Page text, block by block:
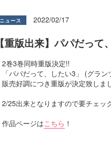
2022/02/17
【重版出来】パパだっ
2巻3巻同時重版決定!!
「パパだって、したい3」 (グラン
販売好調につき重版が決定致しま
2/25出来となりますので要チェッ
作品ページはこちら ！